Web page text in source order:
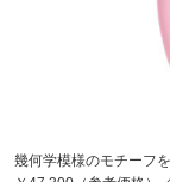
幾何学模様のモチーフ